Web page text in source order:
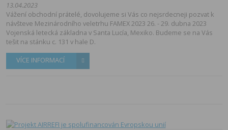
13.04.2023
Vážení obchodní prátelé, dovolujeme si Vás co nejsrdecneji pozvat k
návšteve Mezinárodního veletrhu FAMEX 2023 26. - 29. dubna 2023
Vojenská letecká základna v Santa Lucía, Mexiko. Budeme se na Vás
tešit na stánku c. 131 v hale D.
VÍCE INFORMACÍ